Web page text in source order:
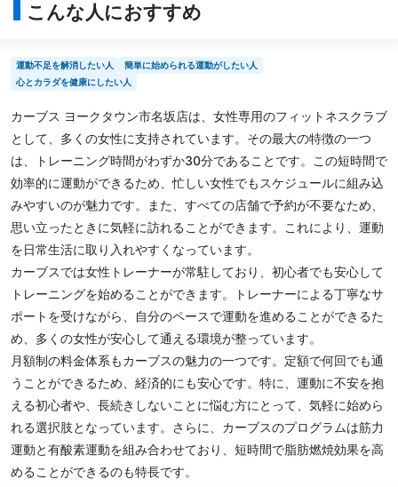
こんな人におすすめ
運動不足を解消したい人
簡単に始められる運動がしたい人
心とカラダを健康にしたい人
カーブス ヨークタウン市名坂店は、女性専用のフィットネスクラブ
として、多くの女性に支持されています。その最大の特徴の一つ
は、トレーニング時間がわずか30分であることです。この短時間で
効率的に運動ができるため、忙しい女性でもスケジュールに組み込
みやすいのが魅力です。また、すべての店舗で予約が不要なため、
思い立ったときに気軽に訪れることができます。これにより、運動
を日常生活に取り入れやすくなっています。
カーブスでは女性トレーナーが常駐しており、初心者でも安心して
トレーニングを始めることができます。トレーナーによる丁寧なサ
ポートを受けながら、自分のペースで運動を進めることができるた
め、多くの女性が安心して通える環境が整っています。
月額制の料金体系もカーブスの魅力の一つです。定額で何回でも通
うことができるため、経済的にも安心です。特に、運動に不安を抱
える初心者や、長続きしないことに悩む方にとって、気軽に始めら
れる選択肢となっています。さらに、カーブスのプログラムは筋力
運動と有酸素運動を組み合わせており、短時間で脂肪燃焼効果を高
めることができるのも特長です。